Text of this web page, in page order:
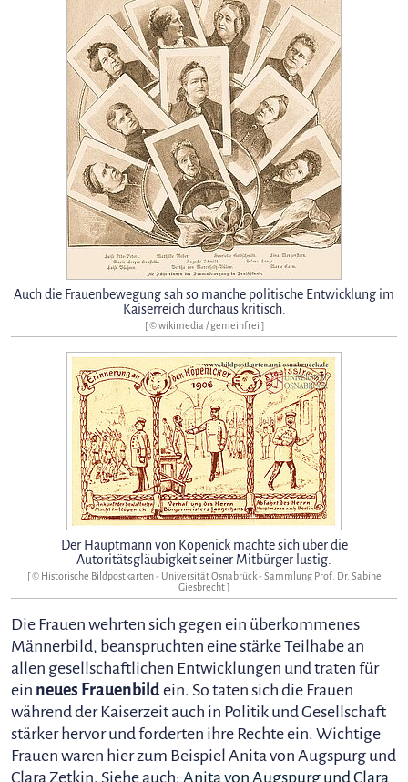
Auch die Frauenbewegung sah so manche politische Entwicklung im
Kaiserreich durchaus kritisch.
[ © wikimedia / gemeinfrei ]
Der Hauptmann von Köpenick machte sich über die
Autoritätsgläubigkeit seiner Mitbürger lustig.
[ © Historische Bildpostkarten - Universität Osnabrück - Sammlung Prof. Dr. Sabine
Giesbrecht]
Die Frauen wehrten sich gegen ein überkommenes
Männerbild, beanspruchten eine stärke Teilhabe an
allen gesellschaftlichen Entwicklungen und traten für
ein neues Frauenbildein. So taten sich die Frauen
während der Kaiserzeit auch in Politik und Gesellschaft
stärker hervor und forderten ihre Rechte ein. Wichtige
Frauen waren hier zum Beispiel Anita von Augspurg und
Clara Zetkin. Siehe auch: Anita von Augspurg und Clara